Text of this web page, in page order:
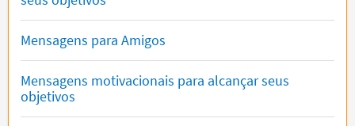
Mensagens para Amigos
Mensagens motivacionais para alcançar seus
objetivos